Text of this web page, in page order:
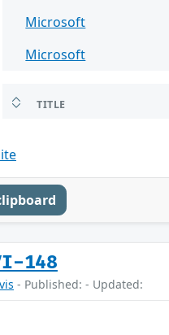
Microsoft
Microsoft
TITLE
148
- Published: - Updated: